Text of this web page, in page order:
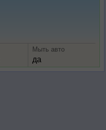
Мыть авто
да